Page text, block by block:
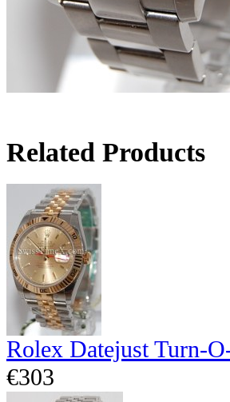
Related Products
Rolex Datejust Turn-
€303